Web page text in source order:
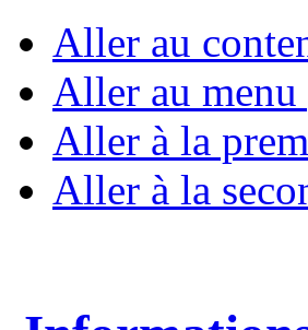
Aller au
Aller au
Aller à la
Aller à la